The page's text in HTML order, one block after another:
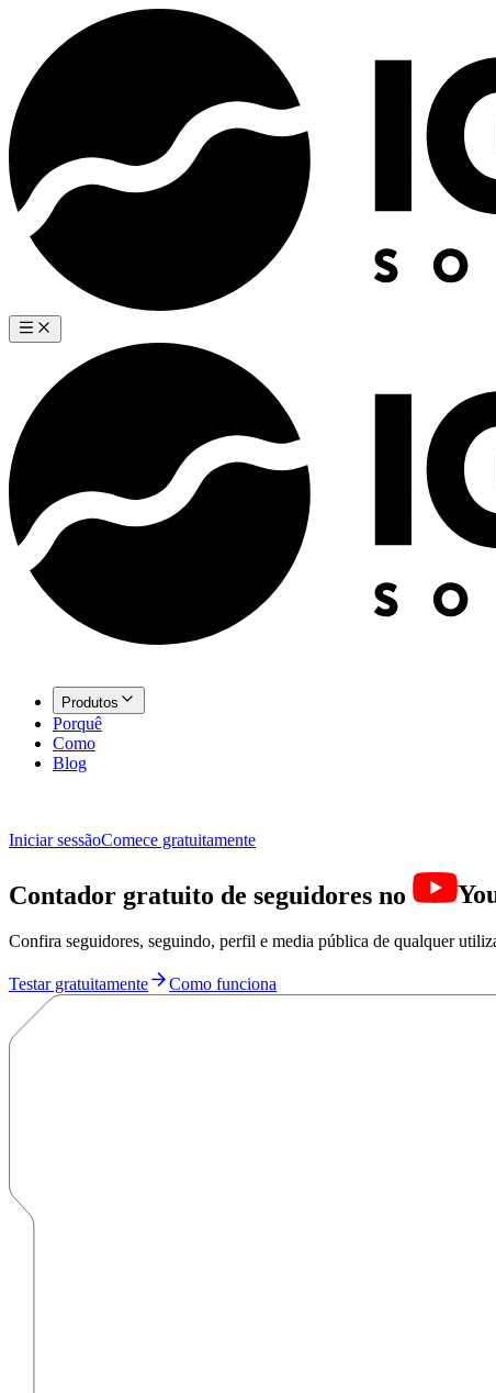
Produtos
Porquê
Como
Blog
Iniciar sessãoComece gratuitamente
Contador gratuito de seguidores no
Confira seguidores, seguindo, perfil e media pública de qualquer
Testar gratuitamente Como funciona